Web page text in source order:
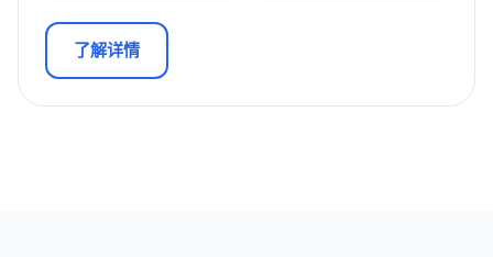
了解详情